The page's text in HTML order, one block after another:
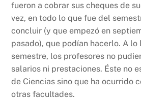
fueron a cobrar sus cheques de
vez, en todo lo que fue del
concluir (y que empezó en
pasado), que podían hacerlo. A
semestre, los profesores no
salarios ni prestaciones. Éste no
de Ciencias sino que ha ocurrido
otras facultades.